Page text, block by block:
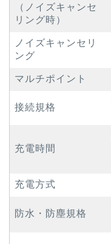
（ノイズキャンセ
リング時）
ノイズキャンセリ
ング
マルチポイント
接続規格
充電時間
充電方式
防水・防塵規格